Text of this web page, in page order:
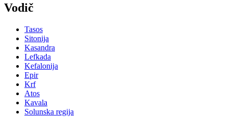
Vodič
Tasos
Sitonija
Kasandra
Lefkada
Kefalonija
Epir
Krf
Atos
Kavala
Solunska regija